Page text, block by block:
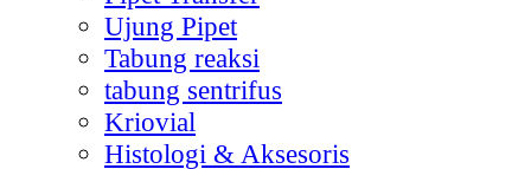
Ujung Pipet
Tabung reaksi
tabung sentrifus
Kriovial
Histologi & Aksesoris